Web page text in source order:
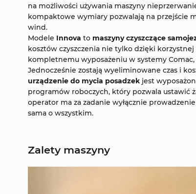
na możliwości używania maszyny
kompaktowe wymiary pozwalają na przejście
wind.
Modele Innova to maszyny czyszczące
kosztów czyszczenia nie tylko dzięki
kompletnemu wyposażeniu w systemy
Jednocześnie zostają wyeliminowane czas i
urządzenie do mycia posadzek jest
programów roboczych, który pozwala ustawić
operator ma za zadanie wyłącznie
sama o wszystkim.
Zalety maszyny